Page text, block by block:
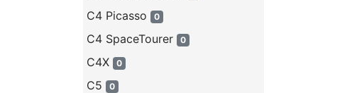
C4 Picasso 0
C4 SpaceTourer 0
C4X 0
C5 0